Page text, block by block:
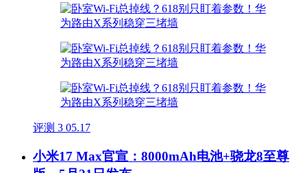
评测 3 05.17
小米17 Max官宣：8000mAh电池+骁龙8至尊